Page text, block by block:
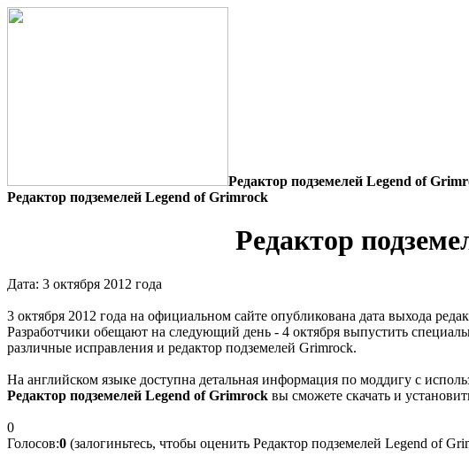
Редактор подземелей Legend of
Редактор подземелей Legend of Grimrock
Редактор
Дата: 3 октября 2012 года
3 октября 2012 года на официальном сайте опубликована дата выхода
Разработчики обещают на следующий день - 4 октября выпустить
различные исправления и редактор подземелей Grimrock.
На английском языке доступна детальная информация по моддигу с
Редактор подземелей Legend of Grimrock вы сможете скачать и
0
Голосов:0 (залогиньтесь, чтобы оценить Редактор подземелей Legend of